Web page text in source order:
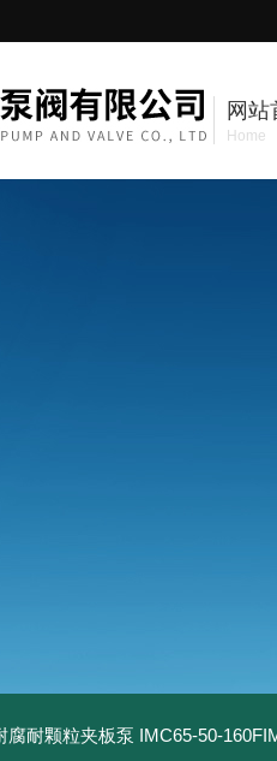
网站
Home
腐耐颗粒夹板泵 IMC65-50-